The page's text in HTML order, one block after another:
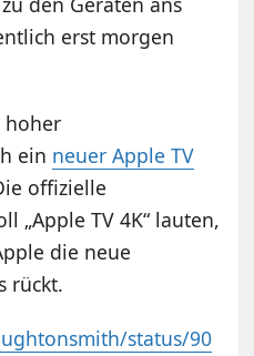
erst morgen
hoher
ein neuer Apple TV
offizielle
„Apple TV 4K“ lauten,
die neue
rückt.
status/90